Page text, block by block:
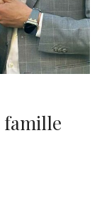
famille